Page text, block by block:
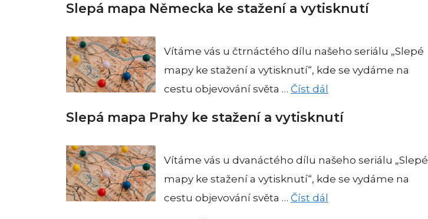
Slepá mapa Německa ke stažení a vytisknutí
Vítáme vás u čtrnáctého dílu našeho seriálu „Slepé
mapy ke stažení a vytisknutí“, kde se vydáme na
cestu objevování světa … Číst dál
Slepá mapa Prahy ke stažení a vytisknutí
Vítáme vás u dvanáctého dílu našeho seriálu „Slepé
mapy ke stažení a vytisknutí“, kde se vydáme na
cestu objevování světa … Číst dál